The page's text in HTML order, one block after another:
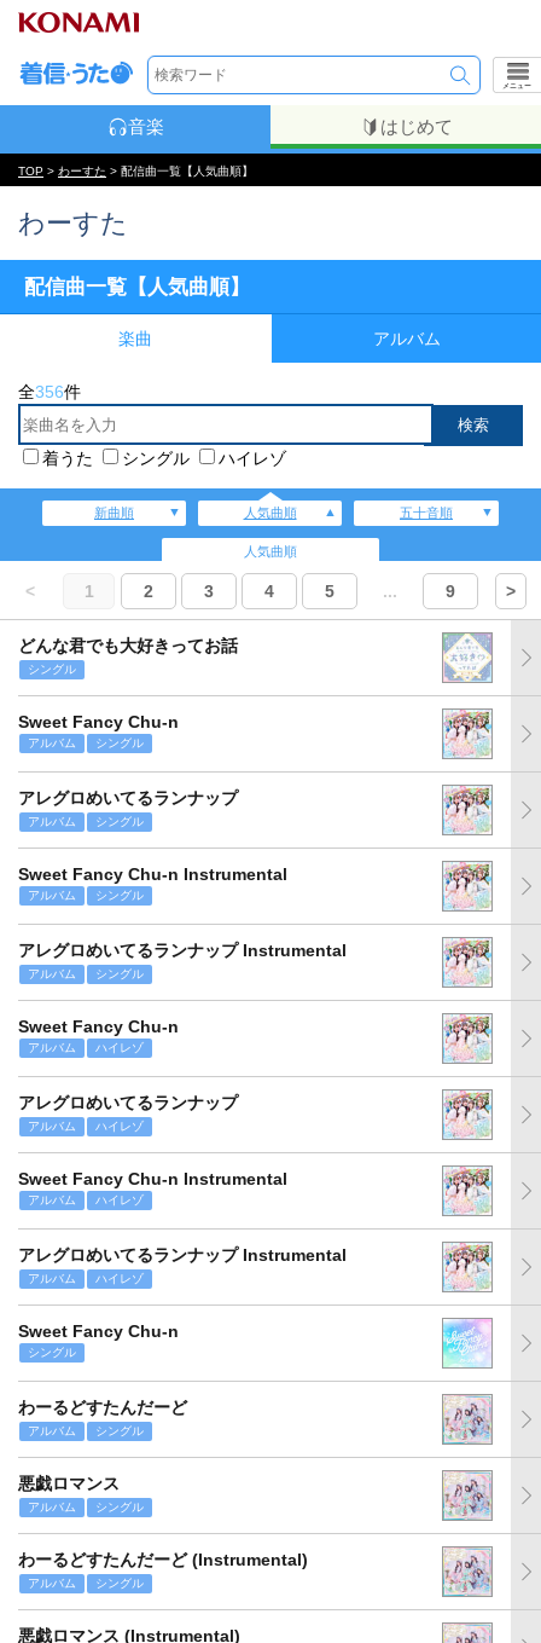
メニュー
音楽 はじめて
TOP > わーすた > 配信曲一覧【人気曲順】
わーすた
配信曲一覧【人気曲順】
楽曲 アルバム
全356件
着うた シングル ハイレゾ
新曲順 人気曲順 五十音順
人気曲順
< 1 2 3 4 5 ... 9 >
どんな君でも大好きってお話
シングル
Sweet Fancy Chu-n
アルバム シングル
アレグロめいてるランナップ
アルバム シングル
Sweet Fancy Chu-n Instrumental
アルバム シングル
アレグロめいてるランナップ Instrumental
アルバム シングル
Sweet Fancy Chu-n
アルバム ハイレゾ
アレグロめいてるランナップ
アルバム ハイレゾ
Sweet Fancy Chu-n Instrumental
アルバム ハイレゾ
アレグロめいてるランナップ Instrumental
アルバム ハイレゾ
Sweet Fancy Chu-n
シングル
わーるどすたんだーど
アルバム シングル
悪戯ロマンス
アルバム シングル
わーるどすたんだーど (Instrumental)
アルバム シングル
悪戯ロマンス (Instrumental)